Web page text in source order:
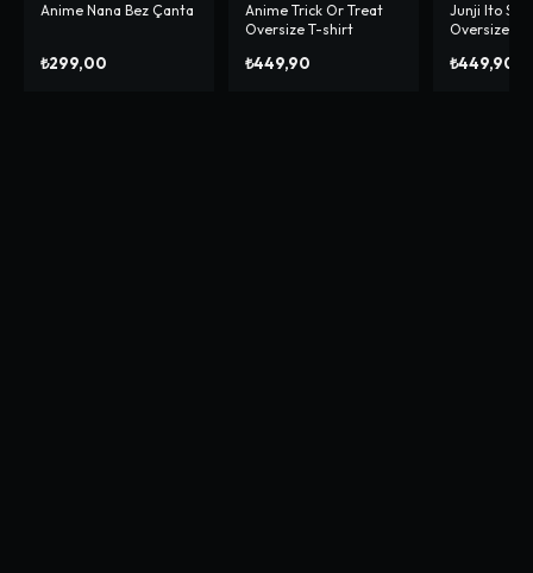
Anime Nana Bez Çanta
₺299,00
Anime Trick Or Treat
Oversize T-shirt
₺449,90
Junji Ito
Oversize T-
₺449,90